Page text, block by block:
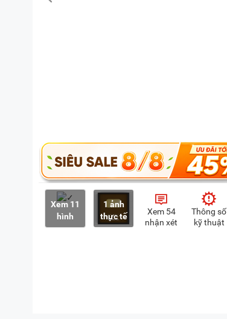
Xem 11
hình
1 ảnh
thực tế
Xem 54
nhận xét
Thông số
kỹ thuật